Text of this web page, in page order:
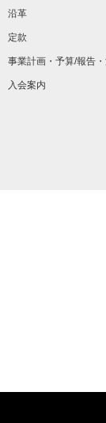
沿革
定款
事業計画・予算/報告
入会案内